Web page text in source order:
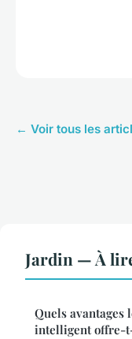
← Voir tous les
Jardin — À
Quels avantages
intelligent offre-